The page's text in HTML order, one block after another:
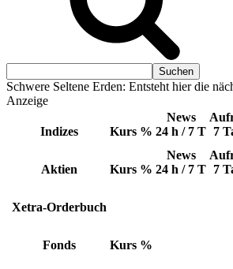
Schwere Seltene Erden: Entsteht hier die
Anzeige
Indizes Kurs %
News
24 h / 7 T 7
Aktien Kurs %
News
24 h / 7 T 7
Xetra-Orderbuch
Fonds Kurs %